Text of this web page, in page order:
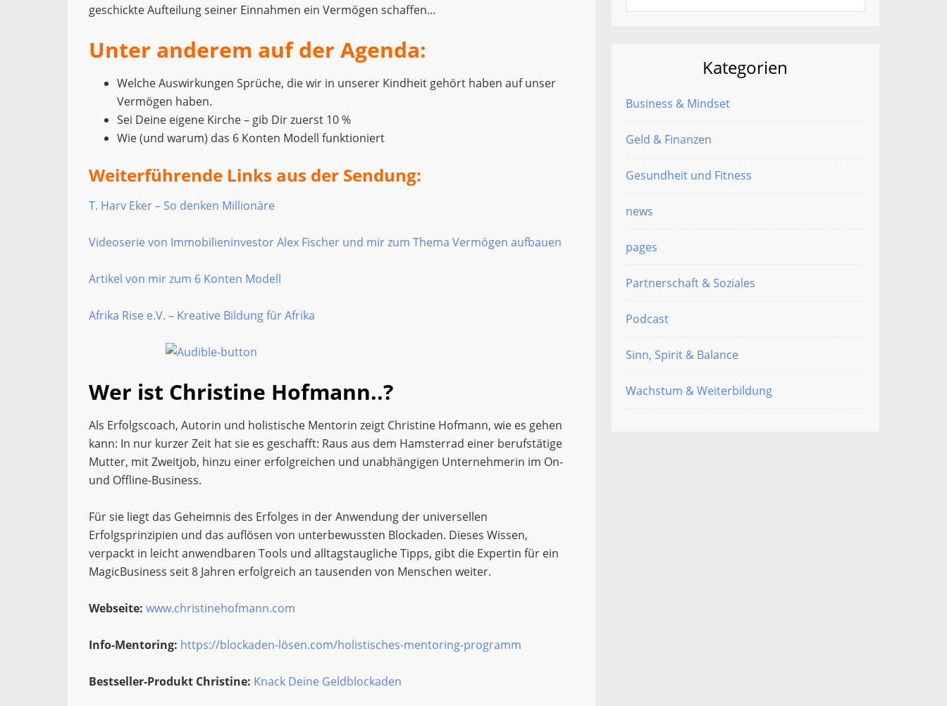
geschickte Aufteilung seiner Einnahmen ein Vermögen schaffen…
Unter anderem auf der Agenda:
Welche Auswirkungen Sprüche, die wir in unserer Kindheit gehört haben auf unser
Vermögen haben.
Sei Deine eigene Kirche – gib Dir zuerst 10 %
Wie (und warum) das 6 Konten Modell funktioniert
Weiterführende Links aus der Sendung:
T. Harv Eker – So denken Millionäre
Videoserie von Immobilieninvestor Alex Fischer und mir zum Thema Vermögen aufbauen
Artikel von mir zum 6 Konten Modell
Afrika Rise e.V. – Kreative Bildung für Afrika
Wer ist Christine Hofmann..?
Als Erfolgscoach, Autorin und holistische Mentorin zeigt Christine Hofmann, wie es gehen
kann: In nur kurzer Zeit hat sie es geschafft: Raus aus dem Hamsterrad einer berufstätige
Mutter, mit Zweitjob, hinzu einer erfolgreichen und unabhängigen Unternehmerin im On-
und Offline-Business.
Für sie liegt das Geheimnis des Erfolges in der Anwendung der universellen
Erfolgsprinzipien und das auflösen von unterbewussten Blockaden. Dieses Wissen,
verpackt in leicht anwendbaren Tools und alltagstaugliche Tipps, gibt die Expertin für ein
MagicBusiness seit 8 Jahren erfolgreich an tausenden von Menschen weiter.
Webseite: www.christinehofmann.com
Info-Mentoring: https://blockaden-lösen.com/holistisches-mentoring-programm
Bestseller-Produkt Christine: Knack Deine Geldblockaden
Kategorien
Business & Mindset
Geld & Finanzen
Gesundheit und Fitness
news
pages
Partnerschaft & Soziales
Podcast
Sinn, Spirit & Balance
Wachstum & Weiterbildung